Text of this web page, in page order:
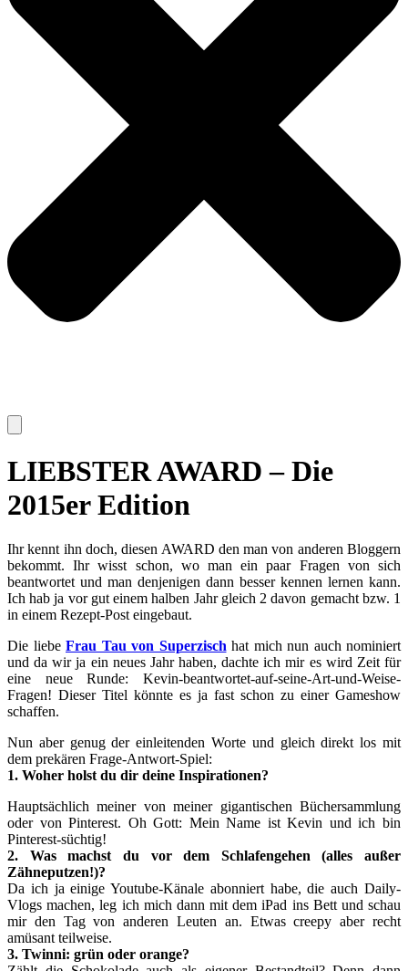
LIEBSTER AWARD – Die
2015er Edition
Ihr kennt ihn doch, diesen AWARD den man von anderen Bloggern
bekommt. Ihr wisst schon, wo man ein paar Fragen von sich
beantwortet und man denjenigen dann besser kennen lernen kann.
Ich hab ja vor gut einem halben Jahr gleich 2 davon gemacht bzw. 1
in einem Rezept-Post eingebaut.
Die liebe Frau Tau von Superzisch hat mich nun auch nominiert
und da wir ja ein neues Jahr haben, dachte ich mir es wird Zeit für
eine neue Runde: Kevin-beantwortet-auf-seine-Art-und-Weise-
Fragen! Dieser Titel könnte es ja fast schon zu einer Gameshow
schaffen.
Nun aber genug der einleitenden Worte und gleich direkt los mit
dem prekären Frage-Antwort-Spiel:
1. Woher holst du dir deine Inspirationen?
Hauptsächlich meiner von meiner gigantischen Büchersammlung
oder von Pinterest. Oh Gott: Mein Name ist Kevin und ich bin
Pinterest-süchtig!
2. Was machst du vor dem Schlafengehen (alles außer
Zähneputzen!)?
Da ich ja einige Youtube-Känale abonniert habe, die auch Daily-
Vlogs machen, leg ich mich dann mit dem iPad ins Bett und schau
mir den Tag von anderen Leuten an. Etwas creepy aber recht
amüsant teilweise.
3. Twinni: grün oder orange?